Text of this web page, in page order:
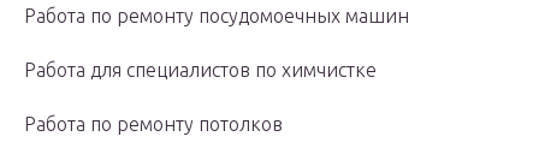
Работа по ремонту посудомоечных машин
Работа для специалистов по химчистке
Работа по ремонту потолков